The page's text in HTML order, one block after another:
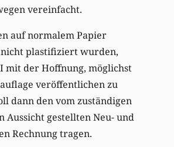
vereinfacht.
auf normalem Papier
plastifiziert wurden,
mit der Hoffnung, möglichst
veröffentlichen zu
dann den vom zuständigen
Aussicht gestellten Neu- und
Rechnung tragen.